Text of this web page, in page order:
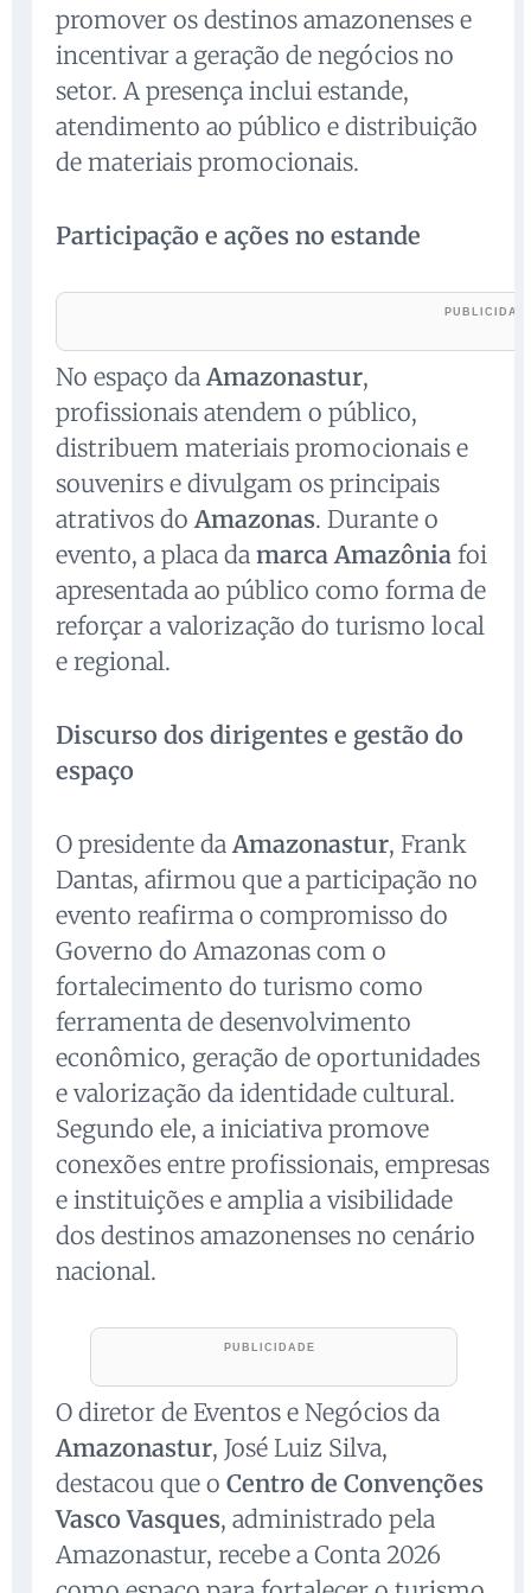
promover os destinos amazonenses e
incentivar a geração de negócios no
setor. A presença inclui estande,
atendimento ao público e distribuição
de materiais promocionais.
Participação e ações no estande
No espaço da Amazonastur,
profissionais atendem o público,
distribuem materiais promocionais e
souvenirs e divulgam os principais
atrativos do Amazonas. Durante o
evento, a placa da marca Amazônia foi
apresentada ao público como forma de
reforçar a valorização do turismo local
e regional.
Discurso dos dirigentes e gestão do
espaço
O presidente da Amazonastur, Frank
Dantas, afirmou que a participação no
evento reafirma o compromisso do
Governo do Amazonas com o
fortalecimento do turismo como
ferramenta de desenvolvimento
econômico, geração de oportunidades
e valorização da identidade cultural.
Segundo ele, a iniciativa promove
conexões entre profissionais, empresas
e instituições e amplia a visibilidade
dos destinos amazonenses no cenário
nacional.
O diretor de Eventos e Negócios da
Amazonastur, José Luiz Silva,
destacou que o Centro de Convenções
Vasco Vasques, administrado pela
Amazonastur, recebe a Conta 2026